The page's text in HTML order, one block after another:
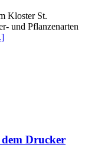
Kloster St.
und Pflanzenarten
Drucker